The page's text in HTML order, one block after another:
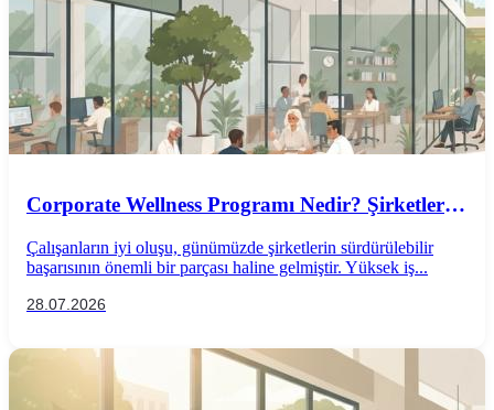
Corporate Wellness Programı Nedir? Şirketler
Çalışanların iyi oluşu, günümüzde şirketlerin sürdürülebilir
başarısının önemli bir parçası haline gelmiştir. Yüksek iş...
28.07.2026